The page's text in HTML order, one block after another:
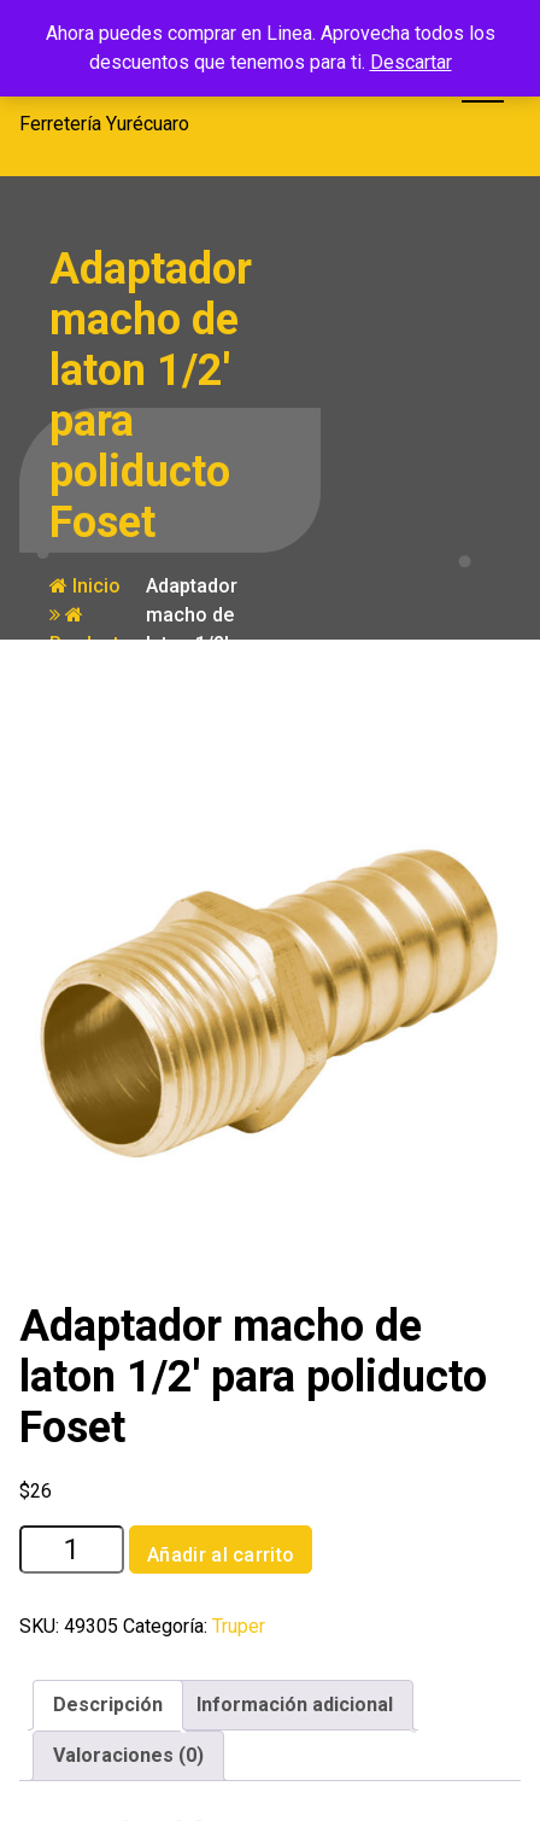
Ahora puedes comprar en Linea. Aprovecha todos los
descuentos que tenemos para ti. Descartar
Ferretería
Yurécuaro
Ferretería Yurécuaro
Adaptador
macho de
laton 1/2′
para
poliducto
Foset
Inicio
Producto
Adaptador
macho de
laton 1/2′ para
Adaptador macho de
laton 1/2′ para poliducto
Foset
$26
Adaptador
macho
laton
para
poliducto
Foset
cantidad
Añadir al carrito
SKU: 49305 Categoría: Truper
Descripción Información adicional
Valoraciones (0)